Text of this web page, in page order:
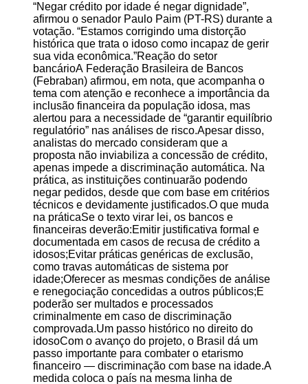
“Negar crédito por idade é negar dignidade”,
afirmou o senador Paulo Paim (PT-RS) durante a
votação. “Estamos corrigindo uma distorção
histórica que trata o idoso como incapaz de gerir
sua vida econômica.”Reação do setor
bancárioA Federação Brasileira de Bancos
(Febraban) afirmou, em nota, que acompanha o
tema com atenção e reconhece a importância da
inclusão financeira da população idosa, mas
alertou para a necessidade de “garantir equilíbrio
regulatório” nas análises de risco.Apesar disso,
analistas do mercado consideram que a
proposta não inviabiliza a concessão de crédito,
apenas impede a discriminação automática. Na
prática, as instituições continuarão podendo
negar pedidos, desde que com base em critérios
técnicos e devidamente justificados.O que muda
na práticaSe o texto virar lei, os bancos e
financeiras deverão:Emitir justificativa formal e
documentada em casos de recusa de crédito a
idosos;Evitar práticas genéricas de exclusão,
como travas automáticas de sistema por
idade;Oferecer as mesmas condições de análise
e renegociação concedidas a outros públicos;E
poderão ser multados e processados
criminalmente em caso de discriminação
comprovada.Um passo histórico no direito do
idosoCom o avanço do projeto, o Brasil dá um
passo importante para combater o etarismo
financeiro — discriminação com base na idade.A
medida coloca o país na mesma linha de